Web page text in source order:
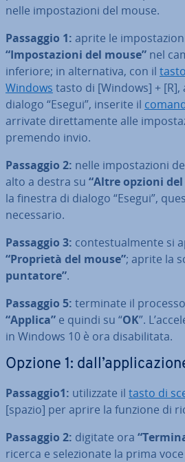
nelle im­po­sta­zio­ni del mouse.
Passaggio 1: aprite le
“Im­po­sta­zio­ni del mouse” nel
inferiore; in al­ter­na­ti­va, con il
Windows tasto di [Windows] +
dialogo “Esegui”, inserite il
arrivate di­ret­ta­men­te alle
premendo invio.
Passaggio 2: nelle im­po­sta­zio­ni
alto a destra su “Altre opzioni del
la finestra di dialogo “Esegui”,
ne­ces­sa­rio.
Passaggio 3: con­te­stual­men­te si
“Proprietà del mouse”; aprite la
puntatore”.
Passaggio 5: terminate il
“Applica” e quindi su “OK”.
in Windows 10 è ora di­sa­bi­li­ta­ta.
Opzione 1:
Passaggio1: uti­liz­za­te il tasto di
[spazio] per aprire la funzione di
Passaggio 2: digitate ora
ricerca e se­le­zio­na­te la prima